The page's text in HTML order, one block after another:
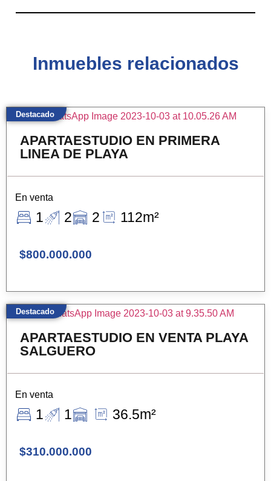
Inmuebles relacionados
APARTAESTUDIO EN PRIMERA
LINEA DE PLAYA
En venta
1 2 2 112m²
$800.000.000
Destacado
APARTAESTUDIO EN VENTA PLAYA
SALGUERO
En venta
1 1 36.5m²
$310.000.000
Destacado